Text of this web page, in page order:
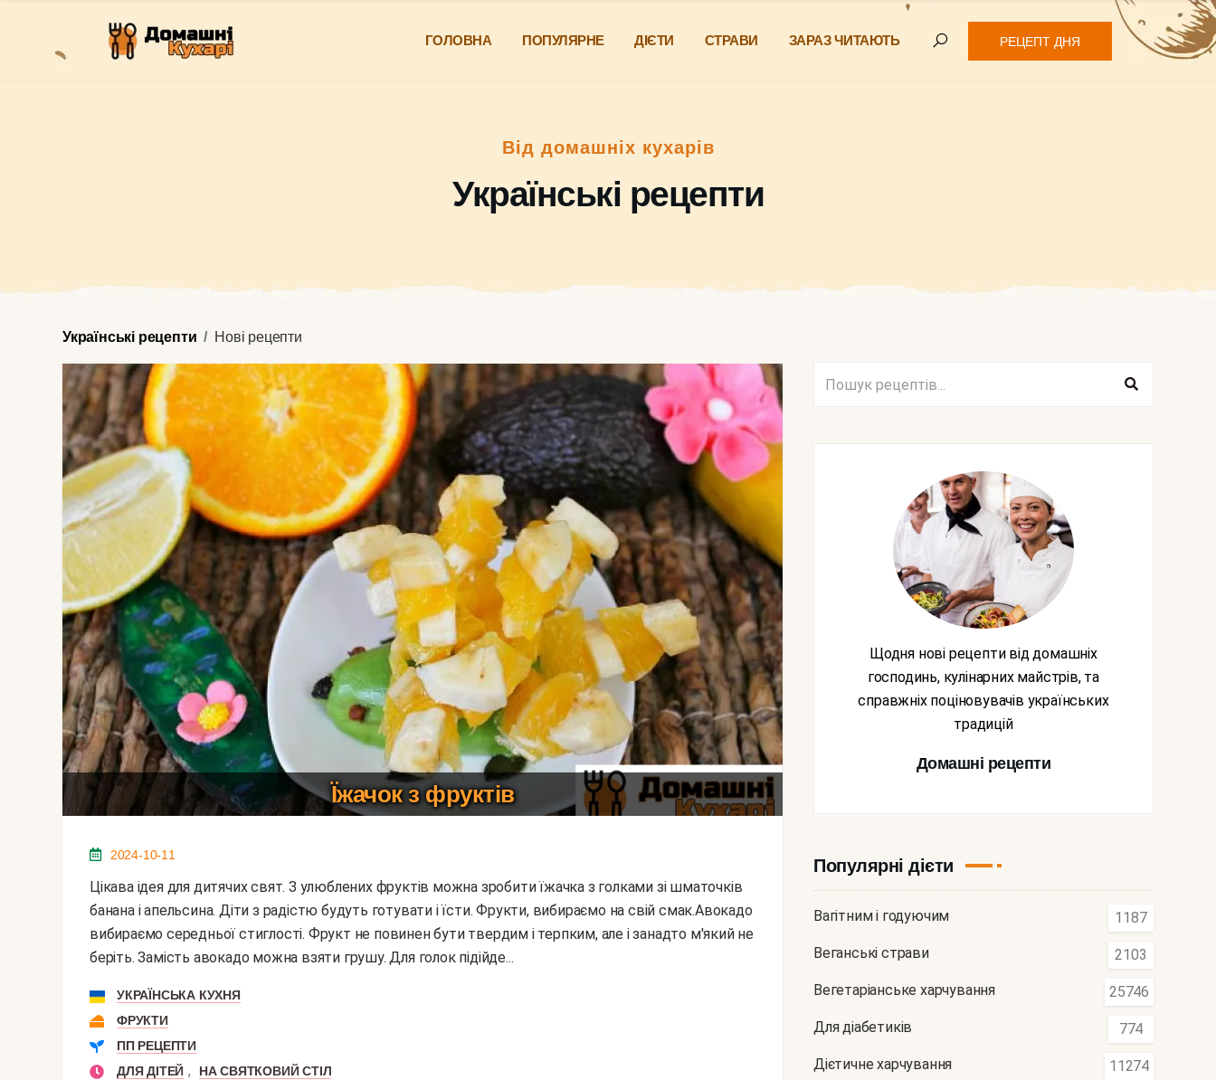
ГОЛОВНА ПОПУЛЯРНЕ ДІЄТИ СТРАВИ ЗАРАЗ ЧИТАЮТЬ РЕЦЕПТ ДНЯ
Від домашніх кухарів
Українські рецепти
Українські рецепти Нові рецепти
Їжачок з фруктів
2024-10-11
Цікава ідея для дитячих свят. З улюблених фруктів можна зробити їжачка з голками зі шматочків
банана і апельсина. Діти з радістю будуть готувати і їсти. Фрукти, вибираємо на свій смак.Авокадо
вибираємо середньої стиглості. Фрукт не повинен бути твердим і терпким, але і занадто м'який не
беріть. Замість авокадо можна взяти грушу. Для голок підійде...
УКРАЇНСЬКА КУХНЯ
ФРУКТИ
ПП РЕЦЕПТИ
ДЛЯ ДІТЕЙ ,
НА СВЯТКОВИЙ СТІЛ
Щодня нові рецепти від домашніх
господинь, кулінарних майстрів, та
справжніх поціновувачів українських
традицій
Домашні рецепти
Популярні дієти
Вагітним і годуючим 1187
Веганські страви 2103
Вегетаріанське харчування 25746
Для діабетиків 774
Дієтичне харчування 11274